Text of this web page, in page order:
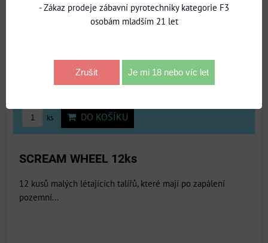
245 Kčs DPH
Dostupnost:Skladem
ks DO KOŠÍKU
SCREAM WHEEL 12ks
12 kusů malých létajících talířů, které mají po zapálení
pozemní...
- Zákaz prodeje zábavní pyrotechniky kategorie F3
osobám mladším 21 let
Zrušit Je mi 18 nebo víc let